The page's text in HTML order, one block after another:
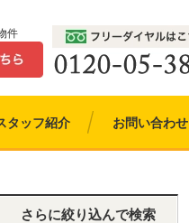
件
タッフ紹介 お問い合わせ
さらに絞り込んで検索